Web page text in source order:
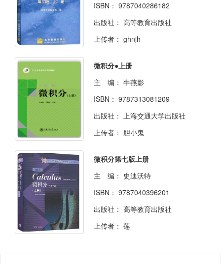
ISBN： 9787040286182
出版社： 高等教育出版社
上传者： ghnjh
微积分●上册
主 编： 牛燕影
ISBN： 9787313081209
出版社： 上海交通大学出版社
上传者： 胆小鬼
微积分第七版上册
主 编： 史迪沃特
ISBN： 9787040396201
出版社： 高等教育出版社
上传者： 莲